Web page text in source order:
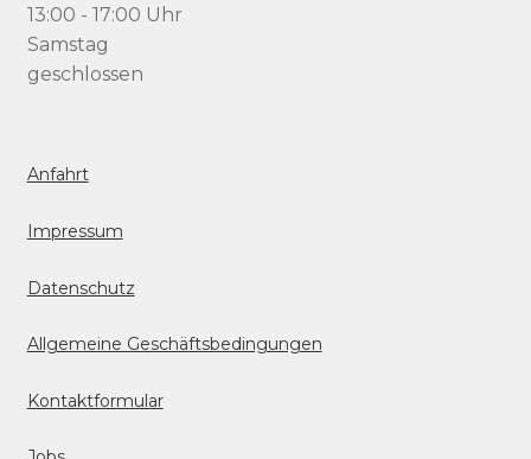
13:00 - 17:00 Uhr
Samstag
geschlossen
Anfahrt
Impressum
Datenschutz
Allgemeine Geschäftsbedingungen
Kontaktformular